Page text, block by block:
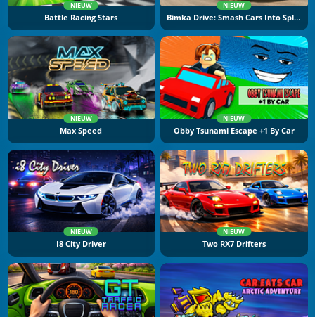
NIEUW
Battle Racing Stars
NIEUW
Bimka Drive: Smash Cars Into Splinters
NIEUW
Max Speed
NIEUW
Obby Tsunami Escape +1 By Car
NIEUW
I8 City Driver
NIEUW
Two RX7 Drifters